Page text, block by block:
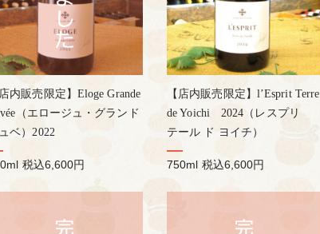
店内販売限定】Eloge Grande
（エロージュ・グランド
ベ）2022
税込6,600円
【店内販売限定】l’Esprit Terre
de Yoichi 2024（レスプリ
テール ド ヨイチ）
750ml 税込6,600円